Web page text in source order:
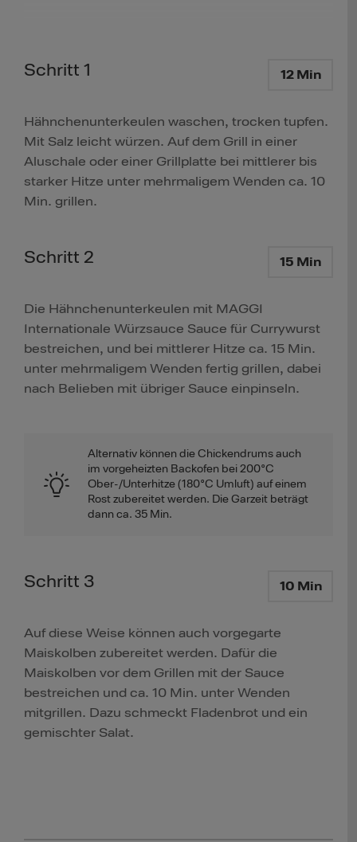
Schritt 1 12 Min
Hähnchenunterkeulen waschen, trocken tupfen.
Mit Salz leicht würzen. Auf dem Grill in einer
Aluschale oder einer Grillplatte bei mittlerer bis
starker Hitze unter mehrmaligem Wenden ca. 10
Min. grillen.
Schritt 2 15 Min
Die Hähnchenunterkeulen mit MAGGI
Internationale Würzsauce Sauce für Currywurst
bestreichen, und bei mittlerer Hitze ca. 15 Min.
unter mehrmaligem Wenden fertig grillen, dabei
nach Belieben mit übriger Sauce einpinseln.
Alternativ können die Chickendrums auch
im vorgeheizten Backofen bei 200°C
Ober-/Unterhitze (180°C Umluft) auf einem
Rost zubereitet werden. Die Garzeit beträgt
dann ca. 35 Min.
Schritt 3 10 Min
Auf diese Weise können auch vorgegarte
Maiskolben zubereitet werden. Dafür die
Maiskolben vor dem Grillen mit der Sauce
bestreichen und ca. 10 Min. unter Wenden
mitgrillen. Dazu schmeckt Fladenbrot und ein
gemischter Salat.